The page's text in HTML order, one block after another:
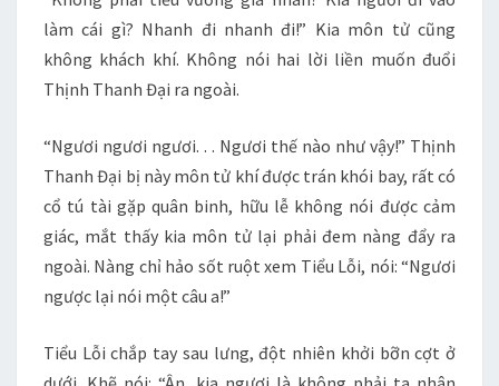
làm cái gì? Nhanh đi nhanh đi!” Kia môn tử cũng
không khách khí. Không nói hai lời liền muốn đuổi
Thịnh Thanh Đại ra ngoài.
“Ngươi ngươi ngươi. . . Ngươi thế nào như vậy!” Thịnh
Thanh Đại bị này môn tử khí được trán khói bay, rất có
cổ tú tài gặp quân binh, hữu lễ không nói được cảm
giác, mắt thấy kia môn tử lại phải đem nàng đẩy ra
ngoài. Nàng chỉ hảo sốt ruột xem Tiểu Lỗi, nói: “Ngươi
ngược lại nói một câu a!”
Tiểu Lỗi chắp tay sau lưng, đột nhiên khởi bỡn cợt ở